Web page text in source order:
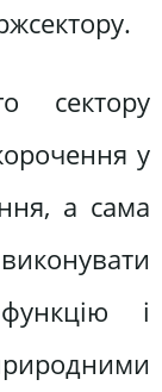
сектору
у
а сама
і